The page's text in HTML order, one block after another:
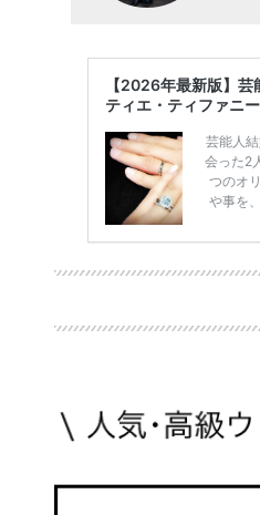
【2026年最新版】
ティエ・ティファニ
芸能人
会った2
つのオ
や事を
2011年
と。 ダ